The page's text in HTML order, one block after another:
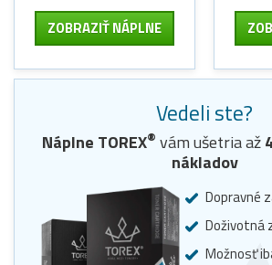
ZOBRAZIŤ NÁPLNE
Vedeli ste?
Náplne TOREX® vám ušetria až
nákladov
Dopravné
Doživotná
Možnosť